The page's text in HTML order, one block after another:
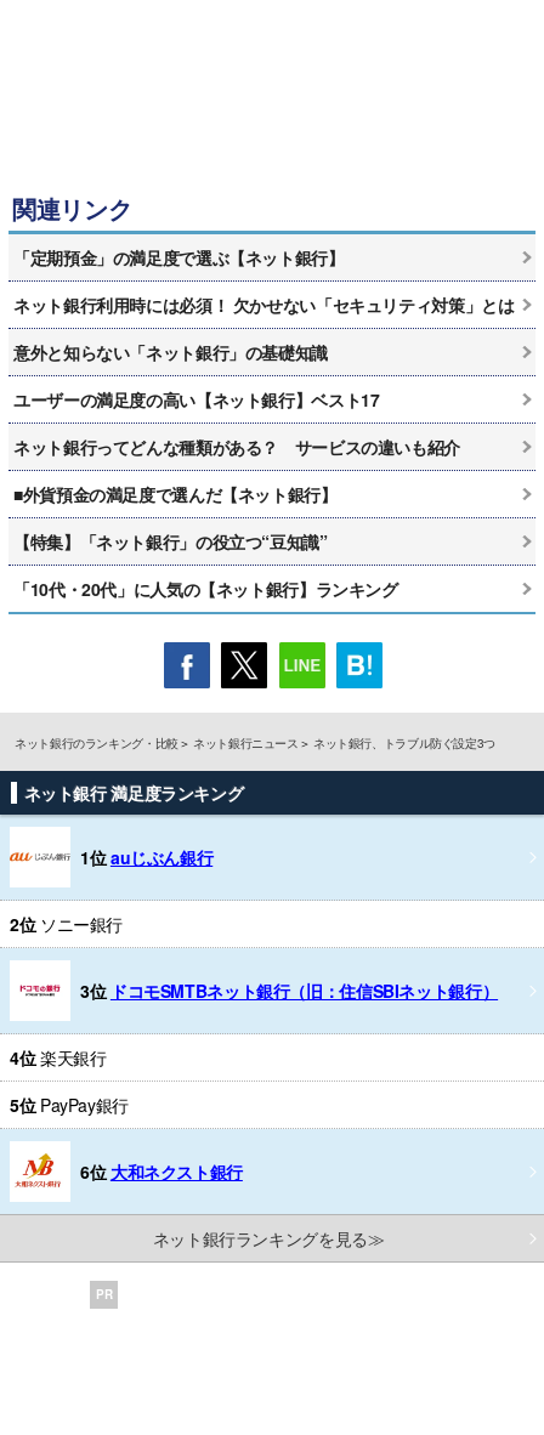
関連リンク
「定期預金」の満足度で選ぶ【ネット銀行】
ネット銀行利用時には必須！ 欠かせない「セキュリティ対策」とは
意外と知らない「ネット銀行」の基礎知識
ユーザーの満足度の高い【ネット銀行】ベスト17
ネット銀行ってどんな種類がある？ サービスの違いも紹介
■外貨預金の満足度で選んだ【ネット銀行】
【特集】「ネット銀行」の役立つ“豆知識”
「10代・20代」に人気の【ネット銀行】ランキング
ネット銀行のランキング・比較 ネット銀行ニュース ネット銀行、トラブル防ぐ設定3つ
ネット銀行 満足度ランキング
1位auじぶん銀行
2位 ソニー銀行
3位 ドコモSMTBネット銀行（旧：住信SBIネット銀行）
4位楽天銀行
5位 PayPay銀行
6位 大和ネクスト銀行
ネット銀行ランキングを見る≫
PR